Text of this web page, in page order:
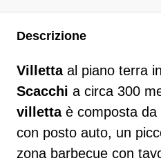
Descrizione
Villettaal piano terra in
Scacchi a circa 300
villettaè composta da
con posto auto, un
zona barbecue con